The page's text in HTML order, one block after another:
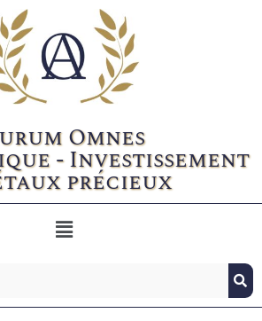
Omnes
- Investissement
précieux